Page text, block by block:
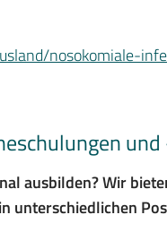
nosokomiale-
ausbilden? Wir
unterschiedlichen